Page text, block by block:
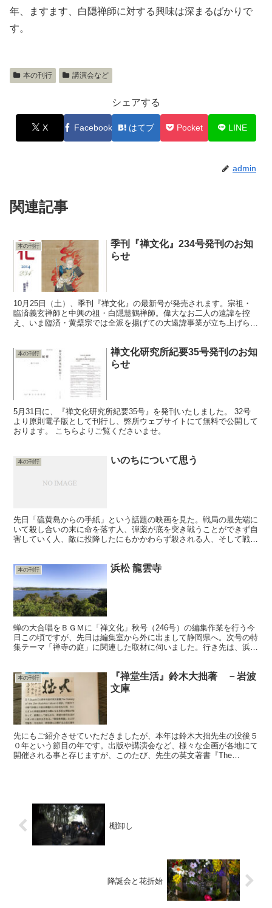
年、ますます、白隠禅師に対する興味は深まるばかりで
す。
本の刊行 講演会など
シェアする
X Facebook はてブ Pocket LINE
admin
関連記事
本の刊行
季刊『禅文化』234号発刊のお知
らせ
10月25日（土）、季刊『禅文化』の最新号が発売されます。宗祖・
臨済義玄禅師と中興の祖・白隠慧鶴禅師。偉大なお二人の遠諱を控
え、いま臨済・黄檗宗では全派を揚げての大遠諱事業が立ち上げられ
本の刊行
禅文化研究所紀要35号発刊のお知
らせ
5月31日に、『禅文化研究所紀要35号』を発刊いたしました。 32号
より原則電子版として刊行し、弊所ウェブサイトにて無料で公開して
おります。 こちらよりご覧くださいませ。
本の刊行 いのちについて思う
先日「硫黄島からの手紙」という話題の映画を見た。戦局の最先端に
いて殺し合いの末に命を落す人、弾薬が底を突き戦うことができず自
害していく人、敵に投降したにもかかわらず殺される人、そして戦地
本の刊行 浜松 龍雲寺
蝉の大合唱をＢＧＭに「禅文化」秋号（246号）の編集作業を行う今
日この頃ですが、先日は編集室から外に出まして静岡県へ。次号の特
集テーマ「禅寺の庭」に関連した取材に伺いました。行き先は、浜松
本の刊行
『禅堂生活』鈴木大拙著 －岩波
文庫
先にもご紹介させていただきましたが、本年は鈴木大拙先生の没後５
０年という節目の年です。出版や講演会など、様々な企画が各地にて
開催される事と存じますが、このたび、先生の英文著書『The
棚卸し
降誕会と花折始